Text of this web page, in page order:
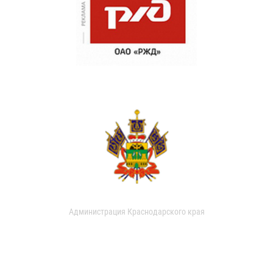
Администрация Краснодарского края